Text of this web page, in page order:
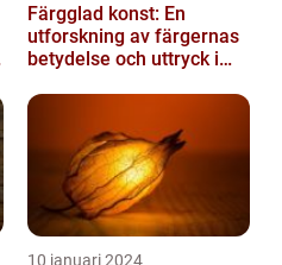
Färgglad konst: En
utforskning av färgernas
betydelse och uttryck i
10 januari 2024